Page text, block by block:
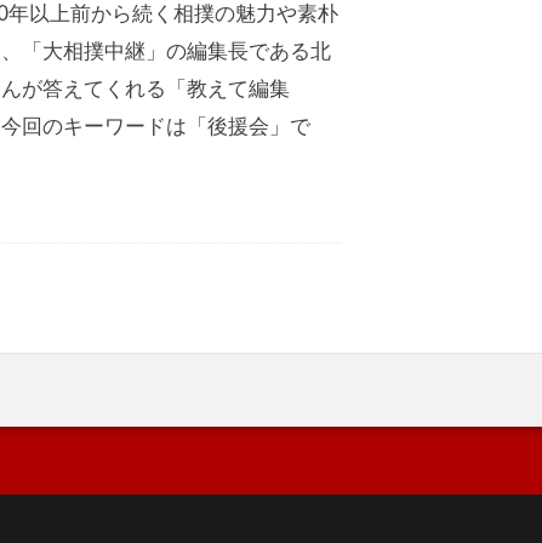
年以上前から続く相撲の魅力や素朴
「大相撲中継」の編集長である北
が答えてくれる「教えて編集
回のキーワードは「後援会」で